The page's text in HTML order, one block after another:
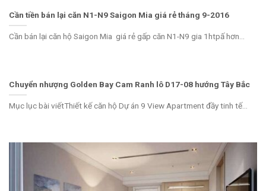
Cần tiền bán lại căn N1-N9 Saigon Mia giá rẻ tháng 9-2016
Cần bán lại căn hộ Saigon Mia giá rẻ gấp căn N1-N9 gia 1htpấ hơn...
Chuyển nhượng Golden Bay Cam Ranh lô D17-08 hướng Tây Bắc
Mục lục bài viếtThiết kế căn hộ Dự án 9 View Apartment đầy tinh tế...